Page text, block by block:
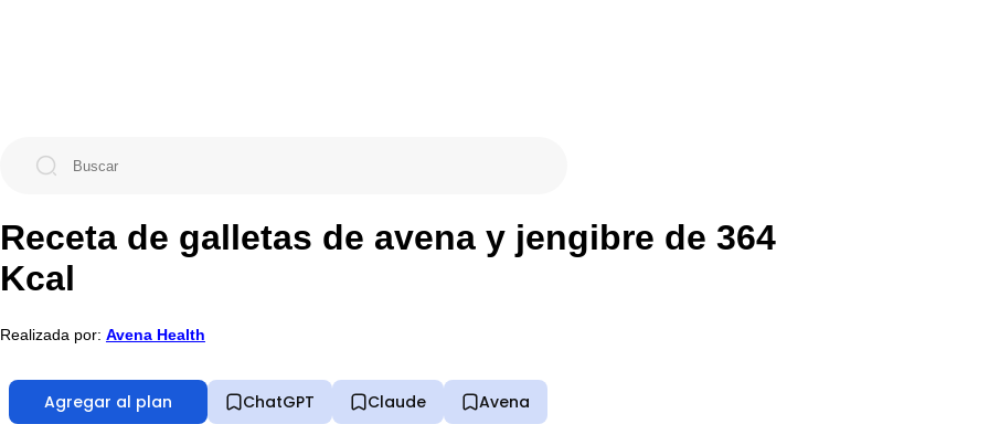
Receta de galletas de avena y jengibre de 364
Kcal
Realizada por: Avena Health
Agregar al plan ChatGPT Claude Avena